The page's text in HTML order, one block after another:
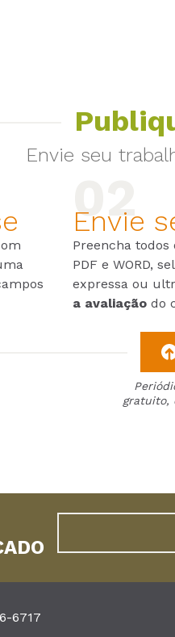
Envie seu
Envie
Preencha todos
PDF e WORD,
expressa ou
a avaliação do
gratuito,
6717